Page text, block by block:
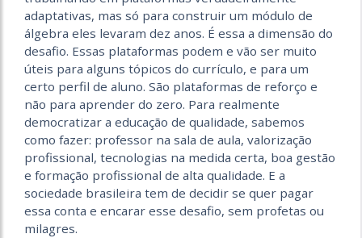
adaptativas, mas só para construir um módulo de
álgebra eles levaram dez anos. É essa a dimensão do
desafio. Essas plataformas podem e vão ser muito
úteis para alguns tópicos do currículo, e para um
certo perfil de aluno. São plataformas de reforço e
não para aprender do zero. Para realmente
democratizar a educação de qualidade, sabemos
como fazer: professor na sala de aula, valorização
profissional, tecnologias na medida certa, boa gestão
e formação profissional de alta qualidade. E a
sociedade brasileira tem de decidir se quer pagar
essa conta e encarar esse desafio, sem profetas ou
milagres.